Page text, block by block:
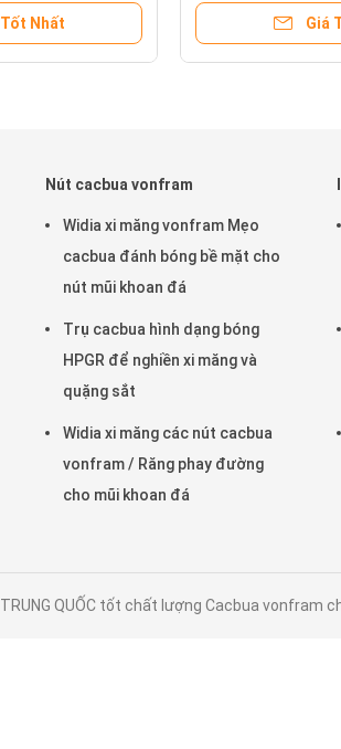
Nhất Giá
Nút cacbua vonfram
Widia xi măng vonfram Mẹo
cacbua đánh bóng bề mặt cho
nút mũi khoan đá
Trụ cacbua hình dạng bóng
HPGR để nghiền xi măng và
quặng sắt
Widia xi măng các nút cacbua
vonfram / Răng phay đường
cho mũi khoan đá
TRUNG QUỐC tốt chất lượng Cacbua vonfram